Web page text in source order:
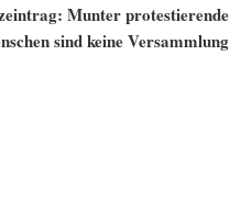
Munter protestierende
sind keine Versammlung